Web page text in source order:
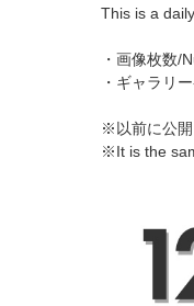
This is a
・画像枚数/
・ギャラリ
※以前に公開
※It is the